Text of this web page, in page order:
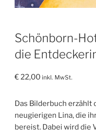
Schönborn-
die
€22,00 inkl. MwSt.
Das Bilderbuch erzählt
neugierigen Lina, die
bereist. Dabei wird die